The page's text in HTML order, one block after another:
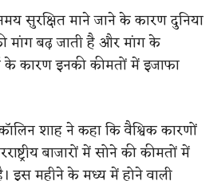
सुरक्षित माने जाने के कारण दुनिया
मांग बढ़ जाती है और मांग के
कारण इनकी कीमतों में इजाफा
शाह ने कहा कि वैश्विक कारणों
बाजारों में सोने की कीमतों में
इस महीने के मध्य में होने वाली